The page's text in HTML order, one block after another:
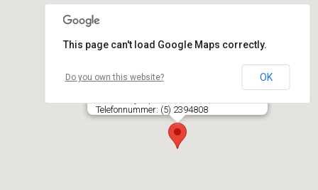
VILNIAUS PRAMOGŲ PARKAS, UAB
Telefonnummer: (5) 2394808
This page can't load Google Maps correctly.
Do you own this website? OK